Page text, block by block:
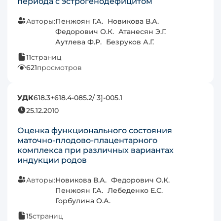
Авторы:Пенжоян Г.А. Новикова В.А.
Федорович О.К. Атанесян Э.Г.
Аутлева Ф.Р. Безруков А.Г.
11страниц
621просмотров
УДК618.3+618.4-085.2/ 3]-005.1
25.12.2010
Оценка функционального состояния
маточно-плодово-плацентарного
комплекса при различных вариантах
индукции родов
Авторы:Новикова В.А. Федорович О.К.
Пенжоян Г.А. Лебеденко Е.С.
Горбулина О.А.
15страниц